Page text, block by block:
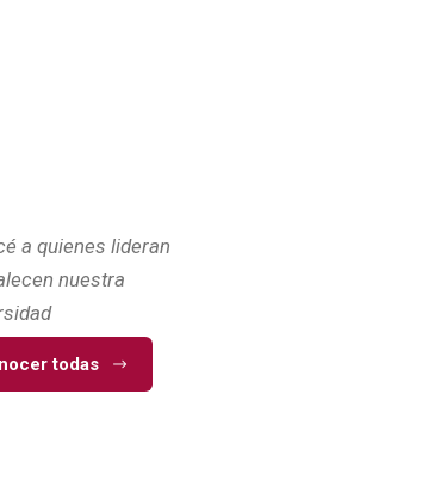
a quienes lideran
nuestra
todas